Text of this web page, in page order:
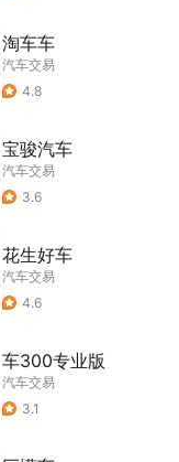
淘车车
汽车交易
4.8
宝骏汽车
汽车交易
3.6
花生好车
汽车交易
4.6
车300专业版
汽车交易
3.1